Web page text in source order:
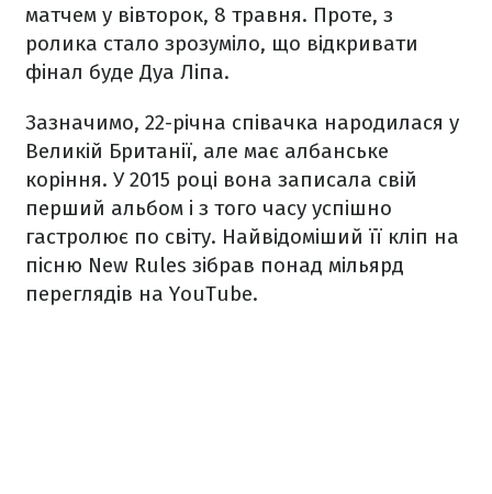
матчем у вівторок, 8 травня. Проте, з
ролика стало зрозуміло, що відкривати
фінал буде Дуа Ліпа.
Зазначимо, 22-річна співачка народилася у
Великій Британії, але має албанське
коріння. У 2015 році вона записала свій
перший альбом і з того часу успішно
гастролює по світу. Найвідоміший її кліп на
пісню New Rules зібрав понад мільярд
переглядів на YouTube.